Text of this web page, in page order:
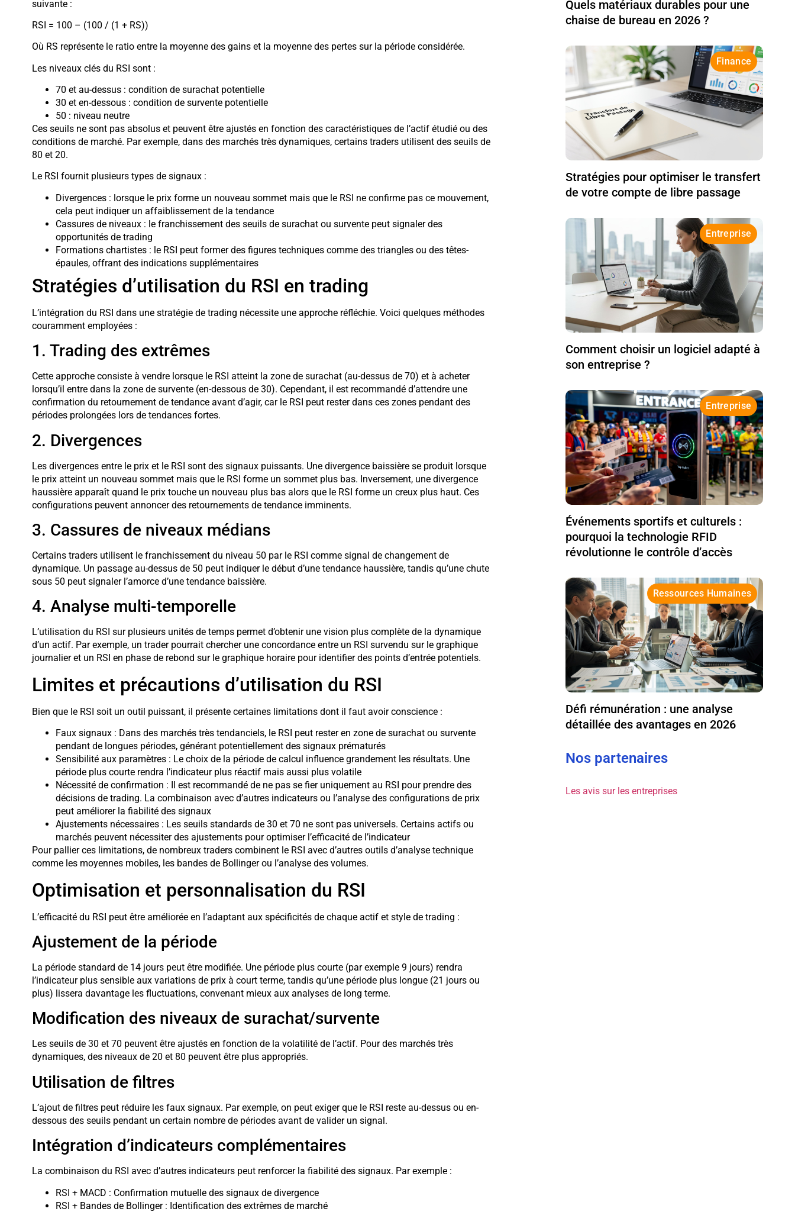
suivante :
RSI = 100 – (100 / (1 + RS))
Où RS représente le ratio entre la moyenne des gains et la moyenne des pertes sur la période considérée.
Les niveaux clés du RSI sont :
70 et au-dessus : condition de surachat potentielle
30 et en-dessous : condition de survente potentielle
50 : niveau neutre
Ces seuils ne sont pas absolus et peuvent être ajustés en fonction des caractéristiques de l’actif étudié ou des
conditions de marché. Par exemple, dans des marchés très dynamiques, certains traders utilisent des seuils de
80 et 20.
Le RSI fournit plusieurs types de signaux :
Divergences : lorsque le prix forme un nouveau sommet mais que le RSI ne confirme pas ce mouvement,
cela peut indiquer un affaiblissement de la tendance
Cassures de niveaux : le franchissement des seuils de surachat ou survente peut signaler des
opportunités de trading
Formations chartistes : le RSI peut former des figures techniques comme des triangles ou des têtes-
épaules, offrant des indications supplémentaires
Stratégies d’utilisation du RSI en trading
L’intégration du RSI dans une stratégie de trading nécessite une approche réfléchie. Voici quelques méthodes
couramment employées :
1. Trading des extrêmes
Cette approche consiste à vendre lorsque le RSI atteint la zone de surachat (au-dessus de 70) et à acheter
lorsqu’il entre dans la zone de survente (en-dessous de 30). Cependant, il est recommandé d’attendre une
confirmation du retournement de tendance avant d’agir, car le RSI peut rester dans ces zones pendant des
périodes prolongées lors de tendances fortes.
2. Divergences
Les divergences entre le prix et le RSI sont des signaux puissants. Une divergence baissière se produit lorsque
le prix atteint un nouveau sommet mais que le RSI forme un sommet plus bas. Inversement, une divergence
haussière apparaît quand le prix touche un nouveau plus bas alors que le RSI forme un creux plus haut. Ces
configurations peuvent annoncer des retournements de tendance imminents.
3. Cassures de niveaux médians
Certains traders utilisent le franchissement du niveau 50 par le RSI comme signal de changement de
dynamique. Un passage au-dessus de 50 peut indiquer le début d’une tendance haussière, tandis qu’une chute
sous 50 peut signaler l’amorce d’une tendance baissière.
4. Analyse multi-temporelle
L’utilisation du RSI sur plusieurs unités de temps permet d’obtenir une vision plus complète de la dynamique
d’un actif. Par exemple, un trader pourrait chercher une concordance entre un RSI survendu sur le graphique
journalier et un RSI en phase de rebond sur le graphique horaire pour identifier des points d’entrée potentiels.
Limites et précautions d’utilisation du RSI
Bien que le RSI soit un outil puissant, il présente certaines limitations dont il faut avoir conscience :
Faux signaux : Dans des marchés très tendanciels, le RSI peut rester en zone de surachat ou survente
pendant de longues périodes, générant potentiellement des signaux prématurés
Sensibilité aux paramètres : Le choix de la période de calcul influence grandement les résultats. Une
période plus courte rendra l’indicateur plus réactif mais aussi plus volatile
Nécessité de confirmation : Il est recommandé de ne pas se fier uniquement au RSI pour prendre des
décisions de trading. La combinaison avec d’autres indicateurs ou l’analyse des configurations de prix
peut améliorer la fiabilité des signaux
Ajustements nécessaires : Les seuils standards de 30 et 70 ne sont pas universels. Certains actifs ou
marchés peuvent nécessiter des ajustements pour optimiser l’efficacité de l’indicateur
Pour pallier ces limitations, de nombreux traders combinent le RSI avec d’autres outils d’analyse technique
comme les moyennes mobiles, les bandes de Bollinger ou l’analyse des volumes.
Optimisation et personnalisation du RSI
L’efficacité du RSI peut être améliorée en l’adaptant aux spécificités de chaque actif et style de trading :
Ajustement de la période
La période standard de 14 jours peut être modifiée. Une période plus courte (par exemple 9 jours) rendra
l’indicateur plus sensible aux variations de prix à court terme, tandis qu’une période plus longue (21 jours ou
plus) lissera davantage les fluctuations, convenant mieux aux analyses de long terme.
Modification des niveaux de surachat/survente
Les seuils de 30 et 70 peuvent être ajustés en fonction de la volatilité de l’actif. Pour des marchés très
dynamiques, des niveaux de 20 et 80 peuvent être plus appropriés.
Utilisation de filtres
L’ajout de filtres peut réduire les faux signaux. Par exemple, on peut exiger que le RSI reste au-dessus ou en-
dessous des seuils pendant un certain nombre de périodes avant de valider un signal.
Intégration d’indicateurs complémentaires
La combinaison du RSI avec d’autres indicateurs peut renforcer la fiabilité des signaux. Par exemple :
RSI + MACD : Confirmation mutuelle des signaux de divergence
RSI + Bandes de Bollinger : Identification des extrêmes de marché
Quels matériaux durables pour une
chaise de bureau en 2026 ?
Finance
Stratégies pour optimiser le transfert
de votre compte de libre passage
Entreprise
Comment choisir un logiciel adapté à
son entreprise ?
Entreprise
Événements sportifs et culturels :
pourquoi la technologie RFID
révolutionne le contrôle d’accès
Ressources Humaines
Défi rémunération : une analyse
détaillée des avantages en 2026
Nos partenaires
Les avis sur les entreprises